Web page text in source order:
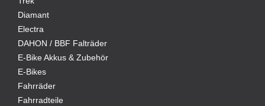
Diamant
Electra
DAHON / BBF Falträder
E-Bike Akkus & Zubehör
E-Bikes
Fahrräder
Fahrradteile